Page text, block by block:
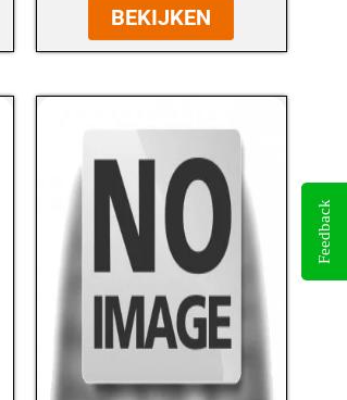
BEKIJKEN
Feedback